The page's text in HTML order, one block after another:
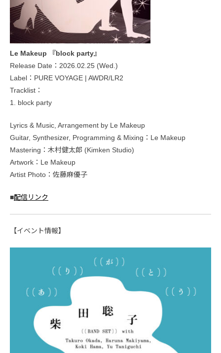
Le Makeup 『block party』
Release Date：2026.02.25 (Wed.)
Label：PURE VOYAGE | AWDR/LR2
Tracklist：
1. block party
Lyrics & Music, Arrangement by Le Makeup
Guitar, Synthesizer, Programming & Mixing：Le Makeup
Mastering：木村健太郎 (Kimken Studio)
Artwork：Le Makeup
Artist Photo：佐藤麻優子
■配信リンク
【イベント情報】